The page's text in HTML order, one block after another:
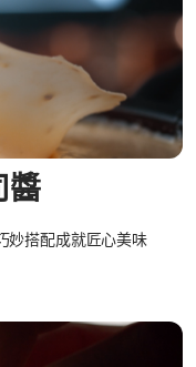
醬
妙搭配成就匠心美味